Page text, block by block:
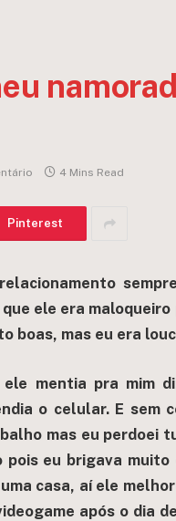
4 Mins Read
Pinterest
ele era
boas, mas eu era
mentia pra mim
o celular. E sem
mas eu perdoei
eu brigava muito
casa, aí ele
após o dia